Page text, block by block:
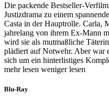
Die packende Bestseller-
Justizdrama zu einem
Casta in der Hauptrolle. Carla,
jahrelang von ihrem Ex-Mann
wird sie als mutmaßliche
plädiert auf Notwehr. Aber war
sich um ein hinterlistiges
mehr lesen weniger lesen
Blu-Ray